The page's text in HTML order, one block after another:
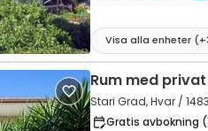
Visa alla enheter (+
Rum med
Stari Grad, Hvar /
Gratis avbokning